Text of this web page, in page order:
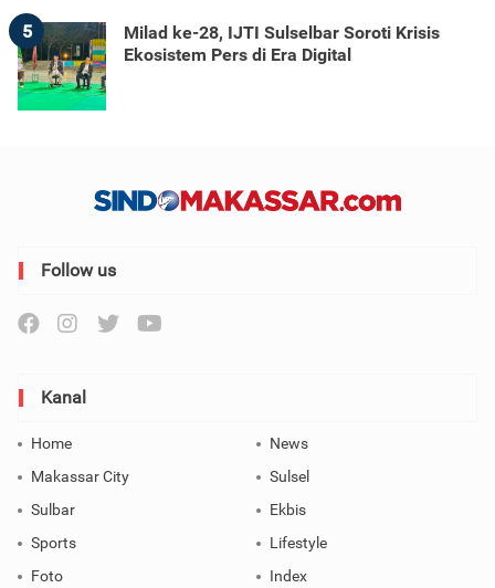
5
Milad ke-28, IJTI Sulselbar Soroti Krisis
Ekosistem Pers di Era Digital
Follow us
Kanal
Home
News
Makassar City
Sulsel
Sulbar
Ekbis
Sports
Lifestyle
Foto
Index